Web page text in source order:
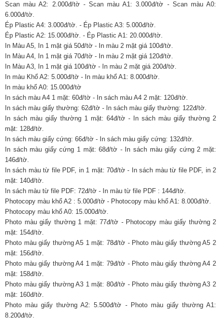
Scan màu A2: 2.000đ/tờ - Scan màu A1: 3.000đ/tờ - Scan màu A0:
6.000đ/tờ.
Ép Plastic A4: 3.000đ/tờ. - Ép Plastic A3: 5.000đ/tờ.
Ép Plastic A2: 15.000đ/tờ. - Ép Plastic A1: 20.000đ/tờ.
In Màu A5, In 1 mặt giá 50đ/tờ - In màu 2 mặt giá 100đ/tờ.
In Màu A4, In 1 mặt giá 70đ/tờ - In màu 2 mặt giá 120đ/tờ.
In Màu A3, In 1 mặt giá 100đ/tờ - In màu 2 mặt giá 200đ/tờ.
In màu Khổ A2: 5.000đ/tờ - In màu khổ A1: 8.000đ/tờ.
In màu khổ A0: 15.000đ/tờ
In sách màu A4 1 mặt: 60đ/tờ - In sách màu A4 2 mặt: 120đ/tờ.
In sách màu giấy thường: 62đ/tờ - In sách màu giấy thường: 122đ/tờ.
In sách màu giấy thường 1 mặt: 64đ/tờ - In sách màu giấy thường 2
mặt: 128đ/tờ.
In sách màu giấy cứng: 66đ/tờ - In sách màu giấy cứng: 132đ/tờ.
In sách màu giấy cứng 1 mặt: 68đ/tờ - In sách màu giấy cứng 2 mặt:
146đ/tờ.
In sách màu từ file PDF, in 1 mặt: 70đ/tờ - In sách màu từ file PDF, in 2
mặt: 140đ/tờ.
In sách màu từ file PDF: 72đ/tờ - In màu từ file PDF : 144đ/tờ.
Photocopy màu khổ A2 : 5.000đ/tờ - Photocopy màu khổ A1: 8.000đ/tờ.
Photocopy màu khổ A0: 15.000đ/tờ.
Photo màu giấy thường 1 mặt: 77đ/tờ - Photocopy màu giấy thường 2
mặt: 154đ/tờ.
Photo màu giấy thường A5 1 mặt: 78đ/tờ - Photo màu giấy thường A5 2
mặt: 156đ/tờ.
Photo màu giấy thường A4 1 mặt: 79đ/tờ - Photo màu giấy thường A4 2
mặt: 158đ/tờ.
Photo màu giấy thường A3 1 mặt: 80đ/tờ - Photo màu giấy thường A3 2
mặt: 160đ/tờ.
Photo màu giấy thường A2: 5.500đ/tờ - Photo màu giấy thường A1:
8.200đ/tờ.